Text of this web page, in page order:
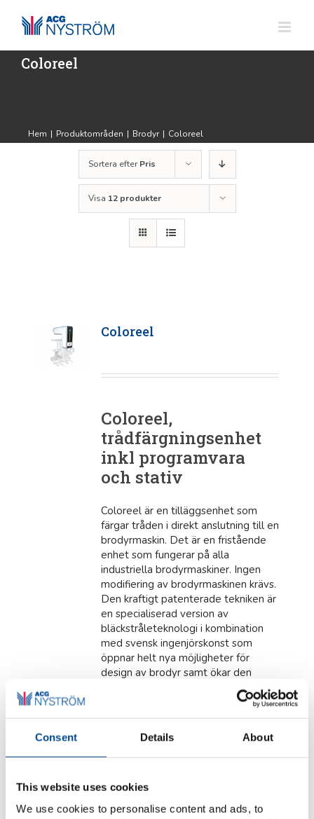
Consent Details About
This website uses cookies
We use cookies to personalise content and ads, to
innehållet
Coloreel
Hem | Produktområden | Brodyr | Coloreel
Sortera efterPris
Visa 12 produkter
Coloreel
Coloreel,
trådfärgningsenhet
inkl programvara
och stativ
Coloreel är en tilläggsenhet som
färgar tråden i direkt anslutning till en
brodyrmaskin. Det är en fristående
enhet som fungerar på alla
industriella brodyrmaskiner. Ingen
modifiering av brodyrmaskinen krävs.
Den kraftigt patenterade tekniken är
en specialiserad version av
bläckstråleteknologi i kombination
med svensk ingenjörskonst som
öppnar helt nya möjligheter för
design av brodyr samt ökar den
totala effektiviteten i produktionen.
Det medföljande programmet
Coloreel Studio är länken mellan
brodyrprogrammet och
Coloreelenheten. I Coloreel Studio
läggs färger och effekter till i
man skapa specialeffekter,
gradienter och kombinera